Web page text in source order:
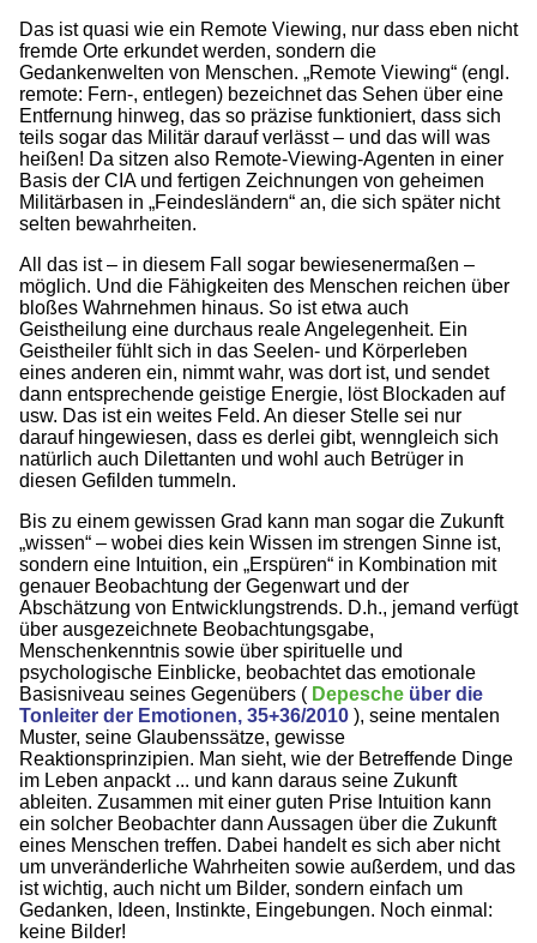
Das ist quasi wie ein Remote Viewing, nur dass eben nicht
fremde Orte erkundet werden, sondern die
Gedankenwelten von Menschen. „Remote Viewing“ (engl.
remote: Fern-, entlegen) bezeichnet das Sehen über eine
Entfernung hinweg, das so präzise funktioniert, dass sich
teils sogar das Militär darauf verlässt – und das will was
heißen! Da sitzen also Remote-Viewing-Agenten in einer
Basis der CIA und fertigen Zeichnungen von geheimen
Militärbasen in „Feindesländern“ an, die sich später nicht
selten bewahrheiten.
All das ist – in diesem Fall sogar bewiesenermaßen –
möglich. Und die Fähigkeiten des Menschen reichen über
bloßes Wahrnehmen hinaus. So ist etwa auch
Geistheilung eine durchaus reale Angelegenheit. Ein
Geistheiler fühlt sich in das Seelen- und Körperleben
eines anderen ein, nimmt wahr, was dort ist, und sendet
dann entsprechende geistige Energie, löst Blockaden auf
usw. Das ist ein weites Feld. An dieser Stelle sei nur
darauf hingewiesen, dass es derlei gibt, wenngleich sich
natürlich auch Dilettanten und wohl auch Betrüger in
diesen Gefilden tummeln.
Bis zu einem gewissen Grad kann man sogar die Zukunft
„wissen“ – wobei dies kein Wissen im strengen Sinne ist,
sondern eine Intuition, ein „Erspüren“ in Kombination mit
genauer Beobachtung der Gegenwart und der
Abschätzung von Entwicklungstrends. D.h., jemand verfügt
über ausgezeichnete Beobachtungsgabe,
Menschenkenntnis sowie über spirituelle und
psychologische Einblicke, beobachtet das emotionale
Basisniveau seines Gegenübers ( Depesche über die
Tonleiter der Emotionen, 35+36/2010 ), seine mentalen
Muster, seine Glaubenssätze, gewisse
Reaktionsprinzipien. Man sieht, wie der Betreffende Dinge
im Leben anpackt ... und kann daraus seine Zukunft
ableiten. Zusammen mit einer guten Prise Intuition kann
ein solcher Beobachter dann Aussagen über die Zukunft
eines Menschen treffen. Dabei handelt es sich aber nicht
um unveränderliche Wahrheiten sowie außerdem, und das
ist wichtig, auch nicht um Bilder, sondern einfach um
Gedanken, Ideen, Instinkte, Eingebungen. Noch einmal:
keine Bilder!